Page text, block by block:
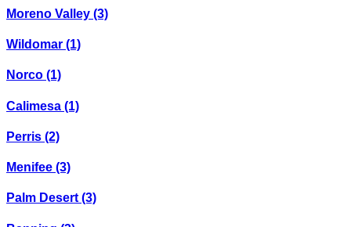
Moreno Valley (3)
Wildomar (1)
Norco (1)
Calimesa (1)
Perris (2)
Menifee (3)
Palm Desert (3)